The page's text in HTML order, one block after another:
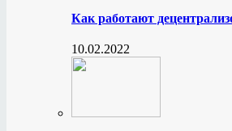
Как работают
10.02.2022